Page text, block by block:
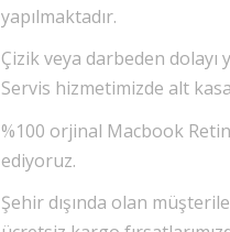
yapılmaktadır.
Çizik veya darbeden dolayı
Servis hizmetimizde alt
%100 orjinal Macbook
ediyoruz.
Şehir dışında olan